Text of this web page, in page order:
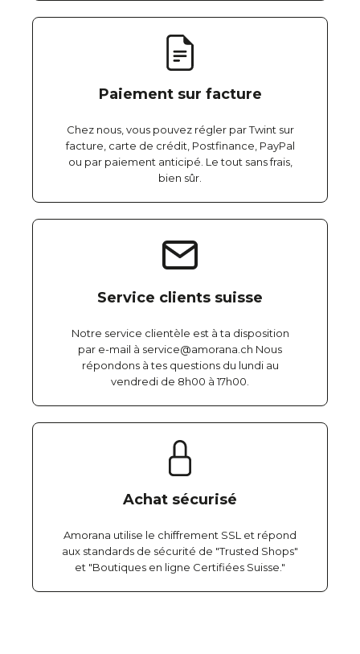
Paiement sur facture
Chez nous, vous pouvez régler par Twint sur
facture, carte de crédit, Postfinance, PayPal
ou par paiement anticipé. Le tout sans frais,
bien sûr.
Service clients suisse
Notre service clientèle est à ta disposition
par e-mail à service@amorana.ch Nous
répondons à tes questions du lundi au
vendredi de 8h00 à 17h00.
Achat sécurisé
Amorana utilise le chiffrement SSL et répond
aux standards de sécurité de "Trusted Shops"
et "Boutiques en ligne Certifiées Suisse."